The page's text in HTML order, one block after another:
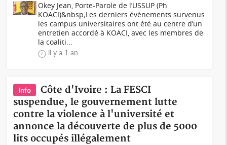
Okey Jean, Porte-Parole de l’USSUP (Ph
KOACI)&nbsp;Les derniers évènements survenus
les campus universitaires ont été au centre d’un
entretien accordé à KOACI, avec les membres de
la coaliti...
il y a 1 an
Info
Côte d'Ivoire : La FESCI
suspendue, le gouvernement lutte
contre la violence à l'université et
annonce la découverte de plus de 5000
lits occupés illégalement